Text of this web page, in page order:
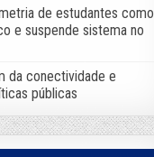
de estudantes como
e suspende sistema no
da conectividade e
públicas